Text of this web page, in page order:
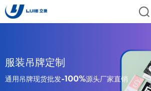
服装吊牌定制
通用吊牌现货批发-100%源头厂家直销